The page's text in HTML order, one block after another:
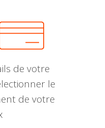
de votre
le
de votre